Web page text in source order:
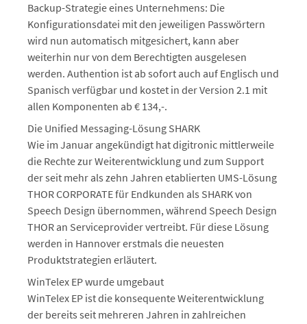
Backup-Strategie eines Unternehmens: Die
Konfigurationsdatei mit den jeweiligen Passwörtern
wird nun automatisch mitgesichert, kann aber
weiterhin nur von dem Berechtigten ausgelesen
werden. Authention ist ab sofort auch auf Englisch und
Spanisch verfügbar und kostet in der Version 2.1 mit
allen Komponenten ab € 134,-.
Die Unified Messaging-Lösung SHARK
Wie im Januar angekündigt hat digitronic mittlerweile
die Rechte zur Weiterentwicklung und zum Support
der seit mehr als zehn Jahren etablierten UMS-Lösung
THOR CORPORATE für Endkunden als SHARK von
Speech Design übernommen, während Speech Design
THOR an Serviceprovider vertreibt. Für diese Lösung
werden in Hannover erstmals die neuesten
Produktstrategien erläutert.
WinTelex EP wurde umgebaut
WinTelex EP ist die konsequente Weiterentwicklung
der bereits seit mehreren Jahren in zahlreichen